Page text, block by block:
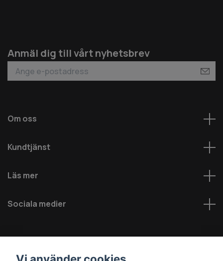
Anmäl dig till vårt nyhetsbrev
Om oss
Kundtjänst
Läs mer
Sociala medier